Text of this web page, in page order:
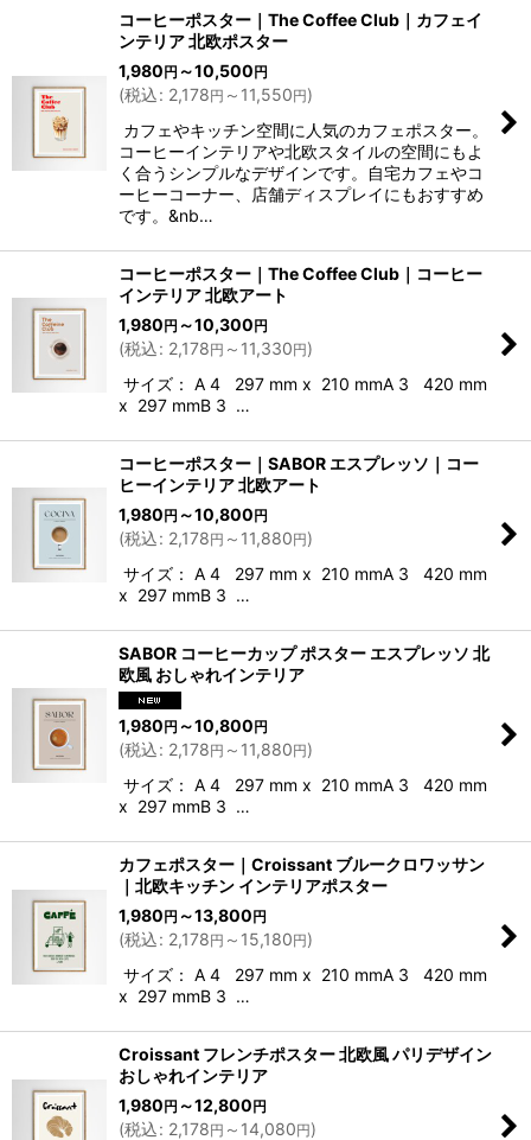
コーヒーポスター｜The Coffee Club｜カフェイ
ンテリア 北欧ポスター
1,980円 ～10,500円
(税込: 2,178円 ～11,550円)
カフェやキッチン空間に人気のカフェポスター。
コーヒーインテリアや北欧スタイルの空間にもよ
く合うシンプルなデザインです。自宅カフェやコ
ーヒーコーナー、店舗ディスプレイにもおすすめ
です。&nb…
コーヒーポスター｜The Coffee Club｜コーヒー
インテリア 北欧アート
1,980円 ～10,300円
(税込: 2,178円 ～11,330円)
サイズ： A 4 297 mm x 210 mmA 3 420 mm
x 297 mmB 3 …
コーヒーポスター｜SABOR エスプレッソ｜コー
ヒーインテリア 北欧アート
1,980円 ～10,800円
(税込: 2,178円 ～11,880円)
サイズ： A 4 297 mm x 210 mmA 3 420 mm
x 297 mmB 3 …
SABOR コーヒーカップ ポスター エスプレッソ 北
欧風 おしゃれインテリア
1,980円 ～10,800円
(税込: 2,178円 ～11,880円)
サイズ： A 4 297 mm x 210 mmA 3 420 mm
x 297 mmB 3 …
カフェポスター｜Croissant ブルークロワッサン
｜北欧キッチン インテリアポスター
1,980円 ～13,800円
(税込: 2,178円 ～15,180円)
サイズ： A 4 297 mm x 210 mmA 3 420 mm
x 297 mmB 3 …
Croissant フレンチポスター 北欧風 パリデザイン
おしゃれインテリア
1,980円 ～12,800円
(税込: 2,178円 ～14,080円)